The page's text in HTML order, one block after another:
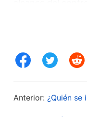
Dios
algo más: “El
camino, con más
que Dios salve a
Anterior: ¿Quién se